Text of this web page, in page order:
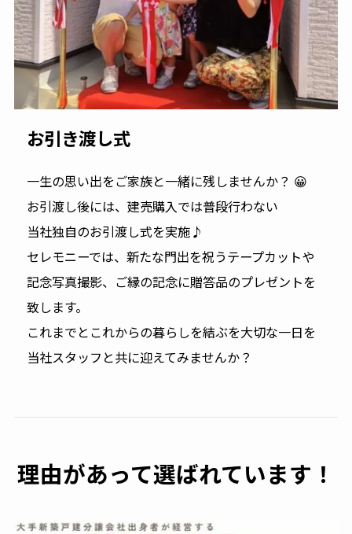
お引き渡し式
一生の思い出をご家族と一緒に残しませんか？ 😀
お引渡し後には、建売購入では普段行わない
当社独自のお引渡し式を実施♪
セレモニーでは、新たな門出を祝うテープカットや
記念写真撮影、ご縁の記念に贈答品のプレゼントを
致します。
これまでとこれからの暮らしを結ぶを大切な一日を
当社スタッフと共に迎えてみませんか？
理由があって選ばれています！